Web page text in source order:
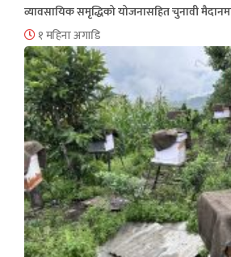
व्यावसायिक समृद्धिको योजनासहित चुनावी
१ महिना अगाडि